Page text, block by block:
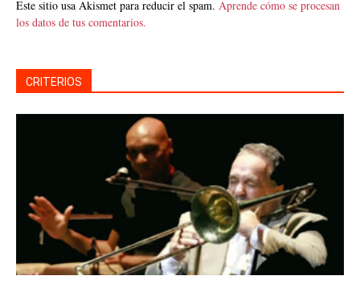
Este sitio usa Akismet para reducir el spam. Aprende cómo se procesan
los datos de tus comentarios.
CRITERIOS